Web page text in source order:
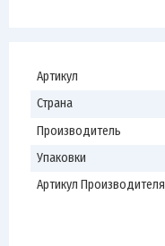
Артикул
Страна
Производитель
Упаковки
Артикул Производителя